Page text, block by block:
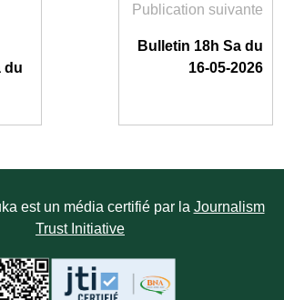
du
Publication suivante
Bulletin 18h Sa du
16-05-2026
est un média certifié par la Journalism
Trust Initiative